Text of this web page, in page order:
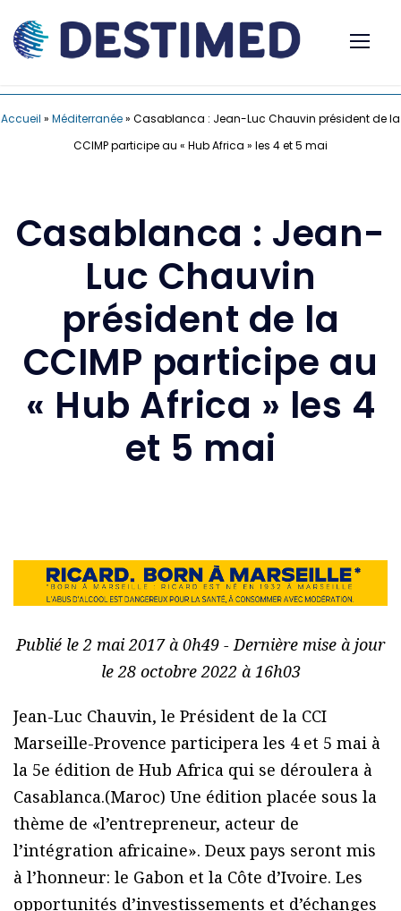
Accueil » Méditerranée» Casablanca : Jean-Luc Chauvin président de la
CCIMP participe au « Hub Africa » les 4 et 5 mai
Casablanca : Jean-
Luc Chauvin
président de la
CCIMP participe au
« Hub Africa » les 4
et 5 mai
Publié le 2 mai 2017 à 0h49 - Dernière mise à jour
le 28 octobre 2022 à 16h03
Jean-Luc Chauvin, le Président de la CCI
Marseille-Provence participera les 4 et 5 mai à
la 5e édition de Hub Africa qui se déroulera à
Casablanca.(Maroc) Une édition placée sous la
thème de «l’entrepreneur, acteur de
l’intégration africaine». Deux pays seront mis
à l’honneur: le Gabon et la Côte d’Ivoire. Les
opportunités d’investissements et d’échanges